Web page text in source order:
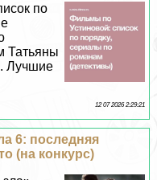
по
Татьяны
Лучшие
12 07 2026 2:29:21
6: последняя
(на конкурс)